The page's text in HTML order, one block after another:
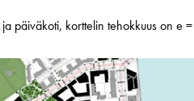
päiväkoti, korttelin tehokkuus on e